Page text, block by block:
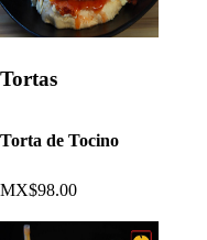
Tortas
Torta de Tocino
MX$98.00